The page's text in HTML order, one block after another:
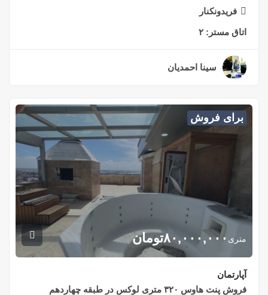
فریدونکنار
اتاق مستر: ۲
سینا احمدیان
برای فروش
متری ۸۰,۰۰۰,۰۰۰تومان
آپارتمان
فروش پنت هاوس ۳۲۰ متری لوکس در طبقه چهاردهم